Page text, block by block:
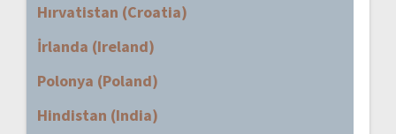
Hırvatistan (Croatia)
İrlanda (Ireland)
Polonya (Poland)
Hindistan (India)